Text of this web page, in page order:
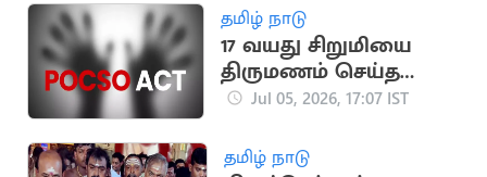
தமிழ் நாடு
17 வயது சிறுமியை
திருமணம் செய்த
இளைஞர் மீது
Jul 05, 2026, 17:07 IST
தமிழ் நாடு